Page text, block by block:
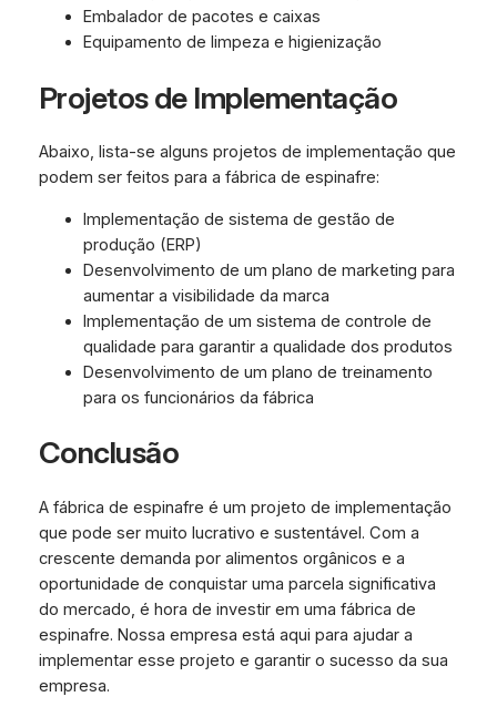
Embalador de pacotes e caixas
Equipamento de limpeza e higienização
Projetos de Implementação
Abaixo, lista-se alguns projetos de implementação que
podem ser feitos para a fábrica de espinafre:
Implementação de sistema de gestão de
produção (ERP)
Desenvolvimento de um plano de marketing para
aumentar a visibilidade da marca
Implementação de um sistema de controle de
qualidade para garantir a qualidade dos produtos
Desenvolvimento de um plano de treinamento
para os funcionários da fábrica
Conclusão
A fábrica de espinafre é um projeto de implementação
que pode ser muito lucrativo e sustentável. Com a
crescente demanda por alimentos orgânicos e a
oportunidade de conquistar uma parcela significativa
do mercado, é hora de investir em uma fábrica de
espinafre. Nossa empresa está aqui para ajudar a
implementar esse projeto e garantir o sucesso da sua
empresa.